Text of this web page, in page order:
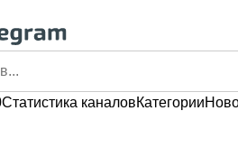
Статистика каналовКатегории